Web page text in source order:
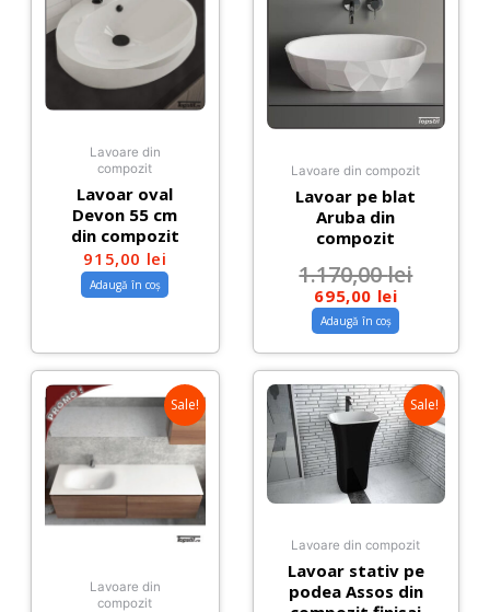
Lavoare din
compozit
Lavoar oval
Devon 55 cm
din compozit
915,00 lei
Adaugă în coș
Lavoare din compozit
Lavoar pe blat
Aruba din
compozit
1.170,00lei
695,00 lei
Adaugă în coș
Sale!
Lavoare din
compozit
Sale!
Lavoare din compozit
Lavoar stativ pe
podea Assos din